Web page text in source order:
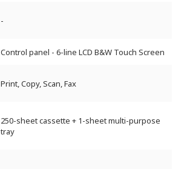
-
Control panel - 6-line LCD B&W Touch Screen
Print, Copy, Scan, Fax
250-sheet cassette + 1-sheet multi-purpose
tray